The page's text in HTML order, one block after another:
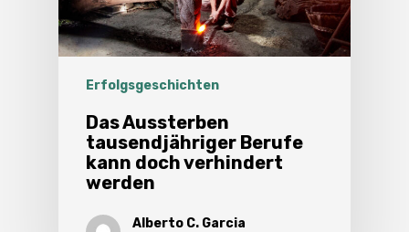
Erfolgsgeschichten
Das Aussterben
tausendjähriger Berufe
kann doch verhindert
werden
Alberto C. Garcia